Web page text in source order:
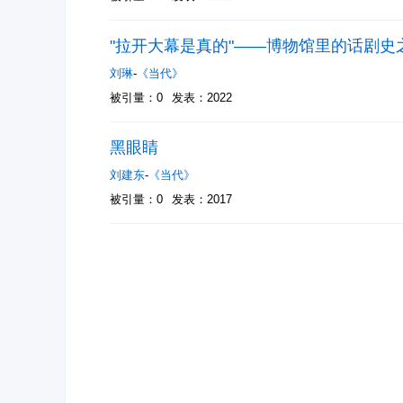
"拉开大幕是真的"——博物馆里的话剧史
刘琳- 《当代》
被引量：0
发表：2022
黑眼睛
刘建东- 《当代》
被引量：0
发表：2017